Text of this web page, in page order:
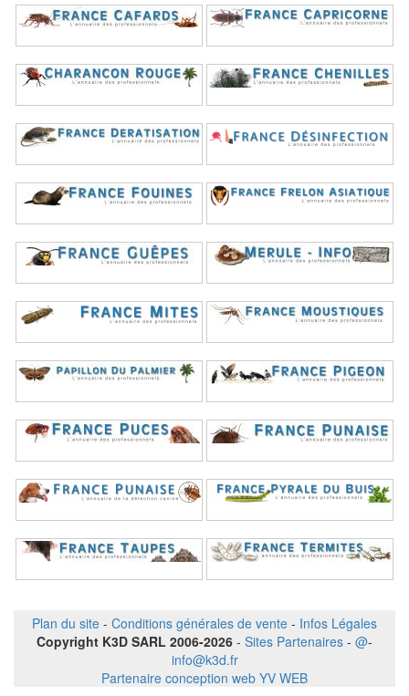
Plan du site - Conditions générales de vente - Infos Légales
Copyright K3D SARL 2006-2026 - Sites Partenaires - @-
info@k3d.fr
Partenaire conception web YV WEB